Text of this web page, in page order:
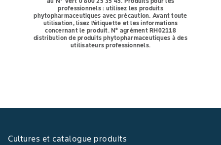
professionnels : utilisez les produits
phytopharmaceutiques avec précaution. Avant toute
utilisation, lisez l'étiquette et les informations
concernant le produit. N° agrément RH02118
distribution de produits phytopharmaceutiques à des
utilisateurs professionnels.
Cultures et catalogue produits